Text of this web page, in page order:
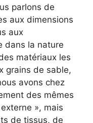
parlons de
aux dimensions
aux
dans la nature
matériaux les
grains de sable,
avons chez
des mêmes
», mais
de tissus, de